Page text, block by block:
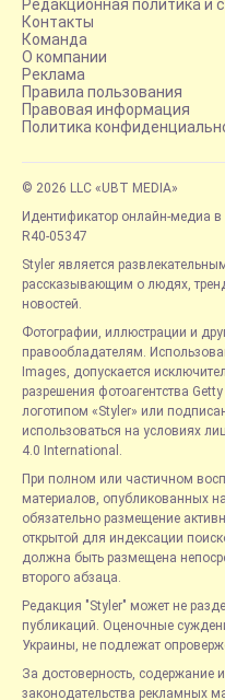
Редакционная политика и
Контакты
Команда
О компании
Реклама
Правила пользования
Правовая информация
Политика
© 2026 LLC «UBT MEDIA»
Идентификатор онлайн-медиа в
R40-05347
Styler является
рассказывающим о людях,
новостей.
Фотографии, иллюстрации и
правообладателям.
Images, допускается
разрешения фотоагентства
логотипом «Styler» или
использоваться на условиях
4.0 International.
При полном или частичном
материалов, опубликованных
обязательно размещение
открытой для индексации
должна быть размещена
второго абзаца.
Редакция "Styler" может не
публикаций. Оценочные
Украины, не подлежат
За достоверность, содержание
законодательства рекламных